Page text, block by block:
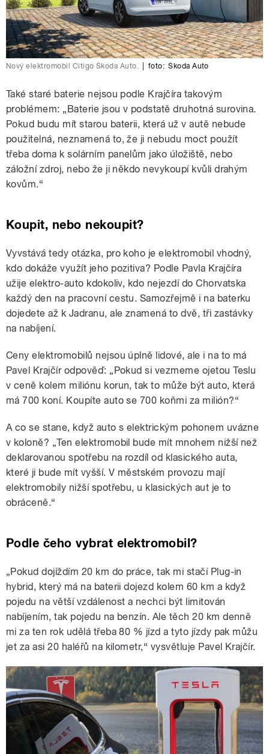
Nový elektromobil Citigo Škoda Auto. foto: Škoda Auto
Také staré baterie nejsou podle Krajčíra takovým
problémem: „Baterie jsou v podstatě druhotná surovina.
Pokud budu mít starou baterii, která už v autě nebude
použitelná, neznamená to, že ji nebudu moct použít
třeba doma k solárním panelům jako úložiště, nebo
záložní zdroj, nebo že ji někdo nevykoupí kvůli drahým
kovům.“
Koupit, nebo nekoupit?
Vyvstává tedy otázka, pro koho je elektromobil vhodný,
kdo dokáže využít jeho pozitiva? Podle Pavla Krajčíra
užije elektro-auto kdokoliv, kdo nejezdí do Chorvatska
každý den na pracovní cestu. Samozřejmě i na baterku
dojedete až k Jadranu, ale znamená to dvě, tři zastávky
na nabíjení.
Ceny elektromobilů nejsou úplně lidové, ale i na to má
Pavel Krajčír odpověď: „Pokud si vezmeme ojetou Teslu
v ceně kolem miliónu korun, tak to může být auto, která
má 700 koní. Koupíte auto se 700 koňmi za milión?“
A co se stane, když auto s elektrickým pohonem uvázne
v koloně? „Ten elektromobil bude mít mnohem nižší než
deklarovanou spotřebu na rozdíl od klasického auta,
které ji bude mít vyšší. V městském provozu mají
elektromobily nižší spotřebu, u klasických aut je to
obráceně.“
Podle čeho vybrat elektromobil?
„Pokud dojíždím 20 km do práce, tak mi stačí Plug-in
hybrid, který má na baterii dojezd kolem 60 km a když
pojedu na větší vzdálenost a nechci být limitován
nabíjením, tak pojedu na benzín. Ale těch 20 km denně
mi za ten rok udělá třeba 80 % jízd a tyto jízdy pak můžu
jet za asi 20 haléřů na kilometr,“ vysvětluje Pavel Krajčír.